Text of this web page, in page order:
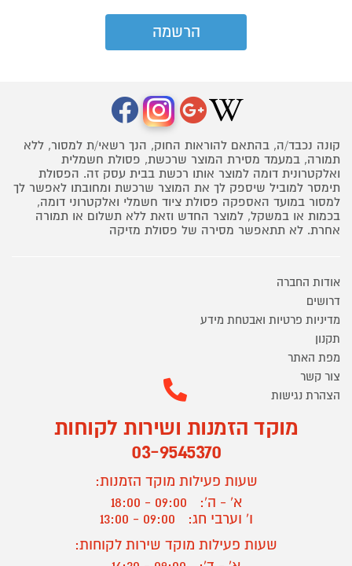
קונה נכבד/ה, בהתאם להוראות החוק, הנך רשאי/ת למסור, ללא
תמורה, במעמד מסירת המוצר שרכשת, פסולת חשמלית
ואלקטרונית דומה למוצר אותו רכשת בבית עסק זה. הפסולת
תימסר למוביל שיספק לך את המוצר שרכשת ומחובתו לאפשר לך
למסור במועד האספקה פסולת ציוד חשמלי ואלקטרוני דומה,
בכמות או במשקל, למוצר החדש וזאת ללא תשלום או תמורה
אחרת. לא תתאפשר מסירה של פסולת מזיקה
אודות החברה
דרושים
מדיניות פרטיות ואבטחת מידע
תקנון
מפת האתר
צור קשר
הצהרת נגישות
מוקד הזמנות ושירות לקוחות
03-9545370
שעות פעילות מוקד הזמנות:
א' - ה':
09:00 - 18:00
ו' וערבי חג:
09:00 - 13:00
שעות פעילות מוקד שירות לקוחות: